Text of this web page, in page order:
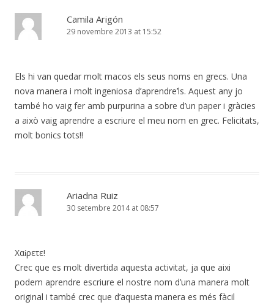
Camila Arigón
29 novembre 2013 at 15:52
Els hi van quedar molt macos els seus noms en grecs. Una
nova manera i molt ingeniosa d’aprendre’ls. Aquest any jo
també ho vaig fer amb purpurina a sobre d’un paper i gràcies
a això vaig aprendre a escriure el meu nom en grec. Felicitats,
molt bonics tots!!
Ariadna Ruiz
30 setembre 2014 at 08:57
Χαίρετε!
Crec que es molt divertida aquesta activitat, ja que aixi
podem aprendre escriure el nostre nom d’una manera molt
original i també crec que d’aquesta manera es més fàcil